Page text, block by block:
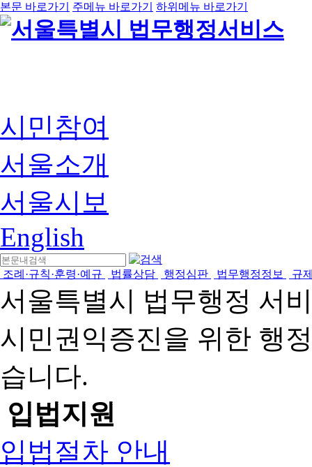
본문 바로가기 주메뉴 바로가기 하위메뉴 바로가기
시민참여
서울소개
서울시보
English
조례·규칙·훈령·예규 법률상담 행정심판 법무행정정보 규
서울특별시 법무행정 서
시민권익증진을 위한 행
습니다.
입법지원
입법절차 안내